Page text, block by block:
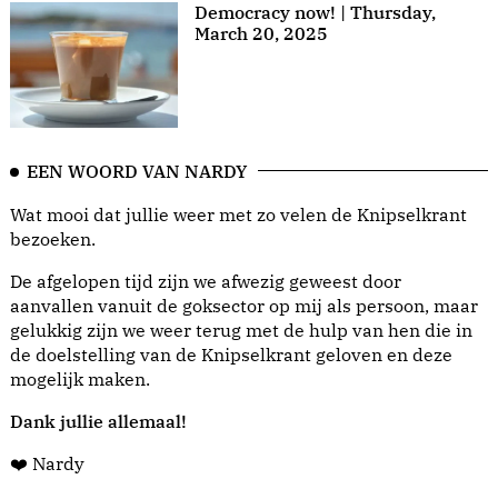
Democracy now! | Thursday,
March 20, 2025
EEN WOORD VAN NARDY
Wat mooi dat jullie weer met zo velen de Knipselkrant
bezoeken.
De afgelopen tijd zijn we afwezig geweest door
aanvallen vanuit de goksector op mij als persoon, maar
gelukkig zijn we weer terug met de hulp van hen die in
de doelstelling van de Knipselkrant geloven en deze
mogelijk maken.
Dank jullie allemaal!
❤️ Nardy